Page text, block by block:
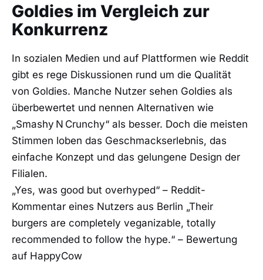
Goldies im Vergleich zur
Konkurrenz
In sozialen Medien und auf Plattformen wie Reddit
gibt es rege Diskussionen rund um die Qualität
von Goldies. Manche Nutzer sehen Goldies als
überbewertet und nennen Alternativen wie
„Smashy N Crunchy“ als besser. Doch die meisten
Stimmen loben das Geschmackserlebnis, das
einfache Konzept und das gelungene Design der
Filialen.
„Yes, was good but overhyped“ – Reddit-
Kommentar eines Nutzers aus Berlin „Their
burgers are completely veganizable, totally
recommended to follow the hype.“ – Bewertung
auf HappyCow